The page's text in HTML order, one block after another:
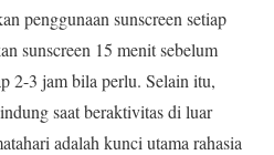
penggunaan sunscreen setiap
sunscreen 15 menit sebelum
2-3 jam bila perlu. Selain itu,
saat beraktivitas di luar
adalah kunci utama rahasia